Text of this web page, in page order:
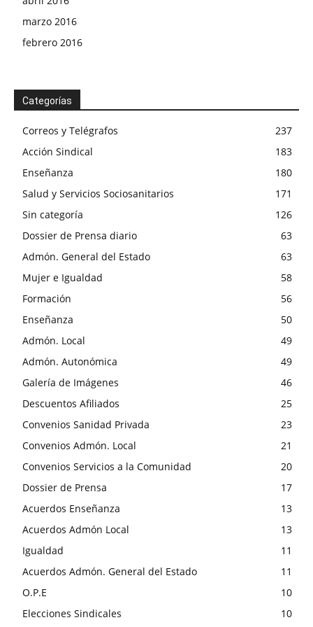
marzo 2016
febrero 2016
Categorías
Correos y Telégrafos
237
Acción Sindical
183
Enseñanza
180
Salud y Servicios Sociosanitarios
171
Sin categoría
126
Dossier de Prensa diario
63
Admón. General del Estado
63
Mujer e Igualdad
58
Formación
56
Enseñanza
50
Admón. Local
49
Admón. Autonómica
49
Galería de Imágenes
46
Descuentos Afiliados
25
Convenios Sanidad Privada
23
Convenios Admón. Local
21
Convenios Servicios a la Comunidad
20
Dossier de Prensa
17
Acuerdos Enseñanza
13
Acuerdos Admón Local
13
Igualdad
11
Acuerdos Admón. General del Estado
11
O.P.E
10
Elecciones Sindicales
10